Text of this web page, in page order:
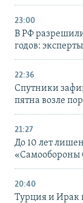
23:00
В РФ
годов:
22:36
Спутники
пятна возле
21:27
До 10 лет
«Самообороны
20:40
Турция и Ирак